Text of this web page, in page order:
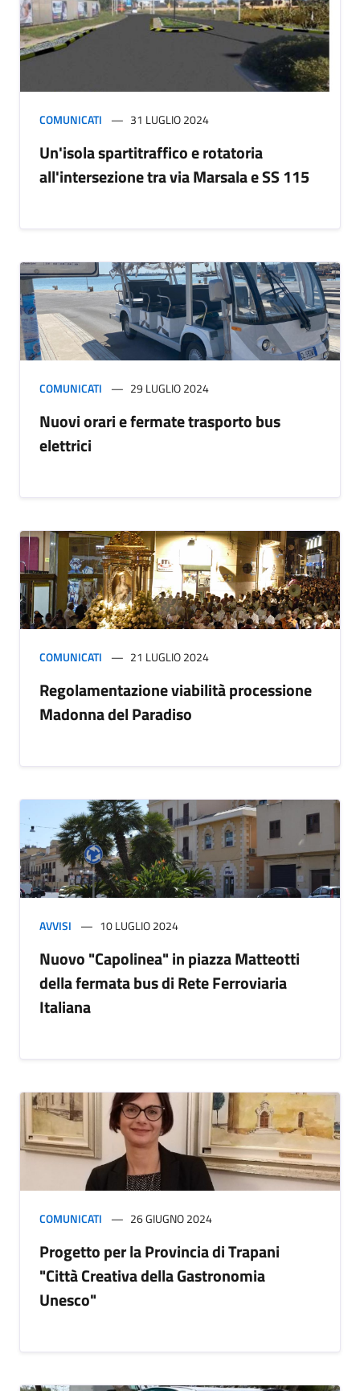
COMUNICATI 31 LUGLIO 2024
Un'isola spartitraffico e rotatoria
all'intersezione tra via Marsala e SS 115
COMUNICATI 29 LUGLIO 2024
Nuovi orari e fermate trasporto bus
elettrici
COMUNICATI 21 LUGLIO 2024
Regolamentazione viabilità processione
Madonna del Paradiso
AVVISI 10 LUGLIO 2024
Nuovo "Capolinea" in piazza Matteotti
della fermata bus di Rete Ferroviaria
Italiana
COMUNICATI 26 GIUGNO 2024
Progetto per la Provincia di Trapani
"Città Creativa della Gastronomia
Unesco"